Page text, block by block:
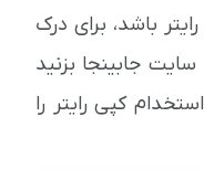
باشد، برای درک
سایت جابینجا بزنید
کپی رایتر را